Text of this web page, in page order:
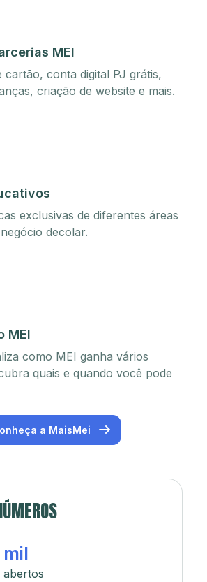
MEI
cartão, conta digital PJ grátis,
criação de website e mais.
exclusivas de diferentes áreas
decolar.
MEI
como MEI ganha vários
quais e quando você pode
a MaisMei
mil
abertos